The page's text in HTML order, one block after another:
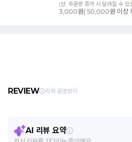
(단, 주문량 증가 시 달라질 수 있
3,000원( 50,000원 이상